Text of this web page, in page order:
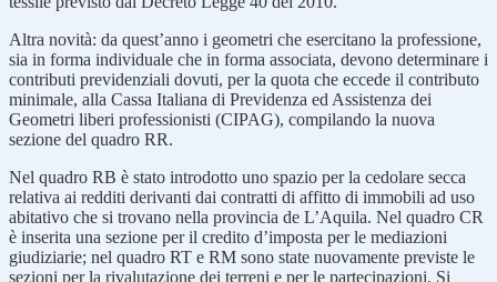
Altra novità: da quest’anno i geometri che esercitano la professione,
sia in forma individuale che in forma associata, devono determinare i
contributi previdenziali dovuti, per la quota che eccede il contributo
minimale, alla Cassa Italiana di Previdenza ed Assistenza dei
Geometri liberi professionisti (CIPAG), compilando la nuova
sezione del quadro RR.
Nel quadro RB è stato introdotto uno spazio per la cedolare secca
relativa ai redditi derivanti dai contratti di affitto di immobili ad uso
abitativo che si trovano nella provincia de L’Aquila. Nel quadro CR
è inserita una sezione per il credito d’imposta per le mediazioni
giudiziarie; nel quadro RT e RM sono state nuovamente previste le
sezioni per la rivalutazione dei terreni e per le partecipazioni. Si